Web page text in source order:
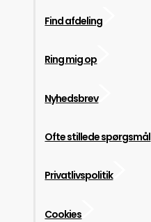
Find afdeling
Ring mig op
Nyhedsbrev
Ofte stillede spørgsmål
Privatlivspolitik
Cookies